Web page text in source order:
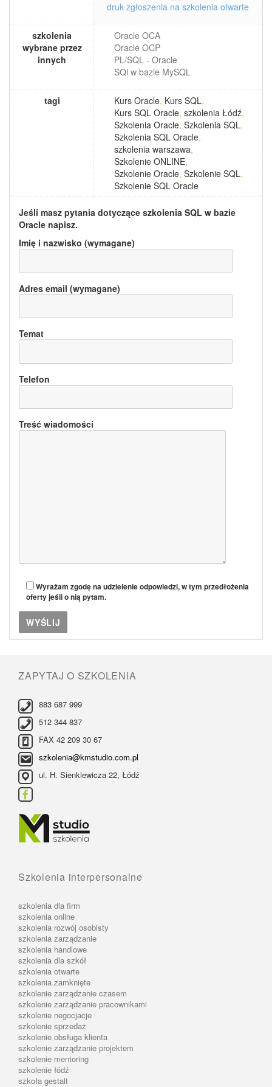
druk zgłoszenia na szkolenia otwarte
szkolenia
wybrane przez
innych
Oracle OCA
Oracle OCP
PL/SQL - Oracle
SQl w bazie MySQL
tagi Kurs Oracle, Kurs SQL,
Kurs SQL Oracle, szkolenia Łódź,
Szkolenia Oracle, Szkolenia SQL,
Szkolenia SQL Oracle,
szkolenia warszawa,
Szkolenie ONLINE,
Szkolenie Oracle, Szkolenie SQL,
Szkolenie SQL Oracle
Jeśli masz pytania dotyczące szkolenia SQL w bazie
Oracle napisz.
Imię i nazwisko (wymagane)
Adres email (wymagane)
Temat
Telefon
Treść wiadomości
Wyrażam zgodę na udzielenie odpowiedzi, w tym przedłożenia
oferty jeśli o nią pytam.
ZAPYTAJ O SZKOLENIA
883 687 999
512 344 837
FAX 42 209 30 67
szkolenia@kmstudio.com.pl
ul. H. Sienkiewicza 22, Łódź
Szkolenia interpersonalne
szkolenia dla firm
szkolenia online
szkolenia rozwój osobisty
szkolenia zarządzanie
szkolenia handlowe
szkolenia dla szkół
szkolenia otwarte
szkolenia zamknięte
szkolenie zarządzanie czasem
szkolenie zarządzanie pracownikami
szkolenie negocjacje
szkolenie sprzedaż
szkolenie obsługa klienta
szkolenie zarządzanie projektem
szkolenie mentoring
szkolenie łódź
szkoła gestalt